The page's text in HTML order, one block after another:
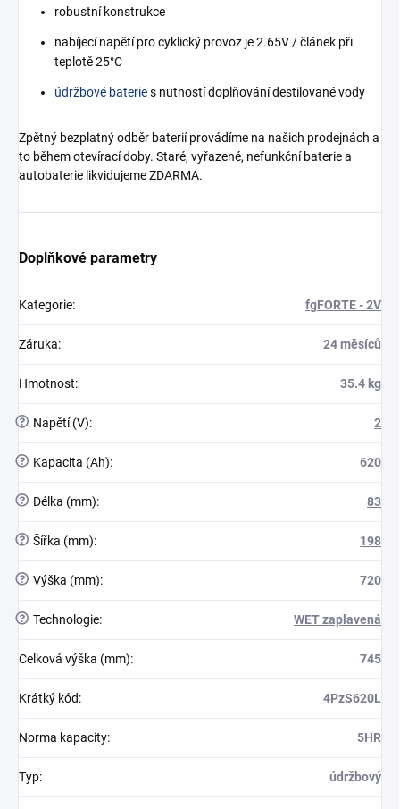
robustní konstrukce
nabíjecí napětí pro cyklický provoz je 2.65V / článek při
teplotě 25°C
údržbové bateries nutností doplňování destilované vody
Zpětný bezplatný odběr baterií provádíme na našich prodejnách a
to během otevírací doby. Staré, vyřazené, nefunkční baterie a
autobaterie likvidujeme ZDARMA.
Doplňkové parametry
Kategorie: fgFORTE - 2V
Záruka: 24 měsíců
Hmotnost: 35.4 kg
? Napětí (V): 2
? Kapacita (Ah): 620
? Délka (mm): 83
? Šířka (mm): 198
? Výška (mm): 720
? Technologie: WET zaplavená
Celková výška (mm): 745
Krátký kód: 4PzS620L
Norma kapacity: 5HR
Typ: údržbový